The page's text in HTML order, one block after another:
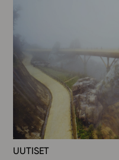
Huoltaja
Kokeilutarjous
Ainstain
Alakoulu
Yläkoulu
Lukio
UUTISET